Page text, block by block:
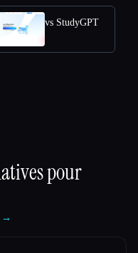
vs StudyGPT
pour
→